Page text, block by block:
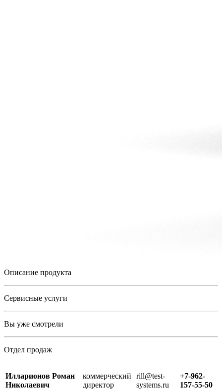
Описание продукта
Сервисные услуги
Вы уже смотрели
Отдел продаж
Илларионов Роман
Николаевич
коммерческий
директор
rill@test-
systems.ru
+7-962-
157-55-50